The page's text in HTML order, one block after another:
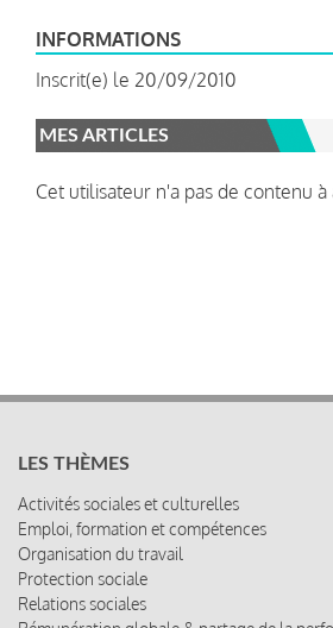
INFORMATIONS
Inscrit(e) le 20/09/2010
MES ARTICLES
Cet utilisateur n'a pas de contenu à
LES THÈMES
Activités sociales et culturelles
Emploi, formation et compétences
Organisation du travail
Protection sociale
Relations sociales